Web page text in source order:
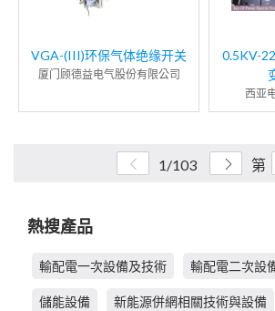
VGA-(III)环保气体绝缘开关
厦门顾德益电气股份有限公司
0.5KV-
西亚
1/103 第
熱搜產品
輸配電一次設備及技術 輸配電二次設
儲能設備 新能源併網相關技術與設備